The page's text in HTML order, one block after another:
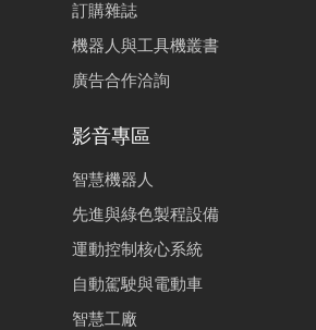
訂購雜誌
機器人與工具機叢書
廣告合作洽詢
影音專區
智慧機器人
先進與綠色製程設備
運動控制核心系統
自動駕駛與電動車
智慧工廠